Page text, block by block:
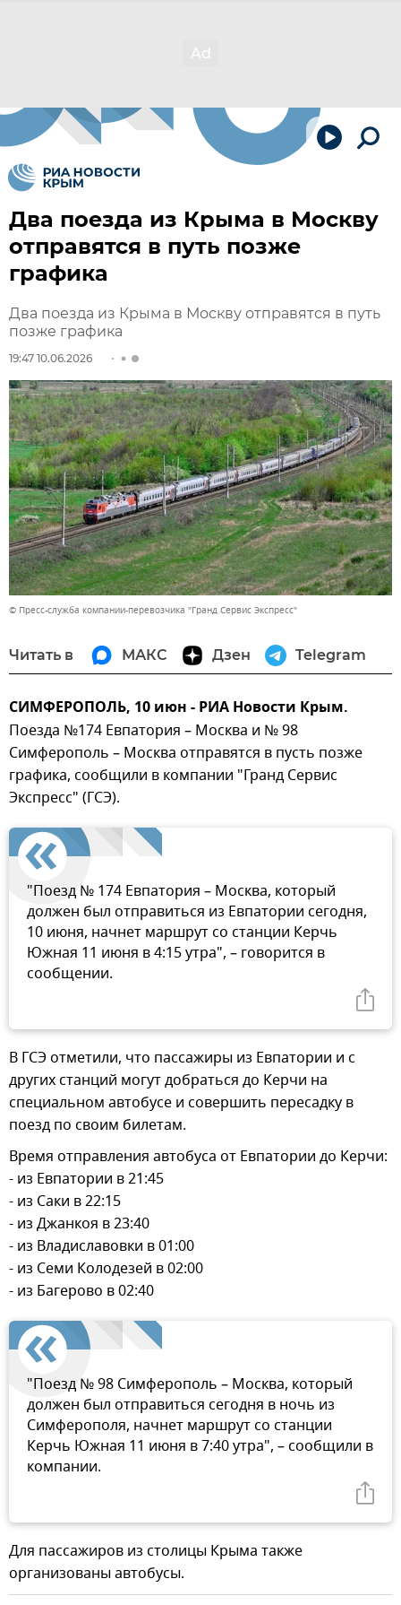
Два поезда из Крыма в Москву
отправятся в путь позже
графика
Два поезда из Крыма в Москву отправятся в путь
позже графика
19:47 10.06.2026
© Пресс-служба компании-перевозчика "Гранд Сервис Экспресс"
Читать в МАКС Дзен Telegram
СИМФЕРОПОЛЬ, 10 июн - РИА Новости Крым.
Поезда №174 Евпатория – Москва и № 98
Симферополь – Москва отправятся в пусть позже
графика, сообщили в компании "Гранд Сервис
Экспресс" (ГСЭ).
"Поезд № 174 Евпатория – Москва, который
должен был отправиться из Евпатории сегодня,
10 июня, начнет маршрут со станции Керчь
Южная 11 июня в 4:15 утра", – говорится в
сообщении.
В ГСЭ отметили, что пассажиры из Евпатории и с
других станций могут добраться до Керчи на
специальном автобусе и совершить пересадку в
поезд по своим билетам.
Время отправления автобуса от Евпатории до Керчи:
- из Евпатории в 21:45
- из Саки в 22:15
- из Джанкоя в 23:40
- из Владиславовки в 01:00
- из Семи Колодезей в 02:00
- из Багерово в 02:40
"Поезд № 98 Симферополь – Москва, который
должен был отправиться сегодня в ночь из
Симферополя, начнет маршрут со станции
Керчь Южная 11 июня в 7:40 утра", – сообщили в
компании.
Для пассажиров из столицы Крыма также
организованы автобусы.